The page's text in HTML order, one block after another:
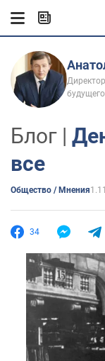
будущего
Блог |
все
Общество / Мнения
34